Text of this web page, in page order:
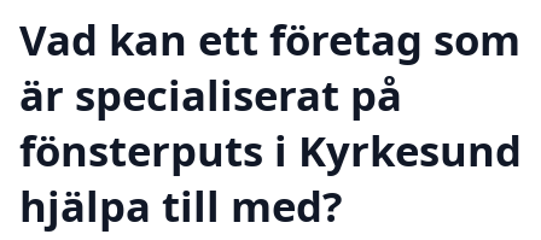
Vad kan ett företag som
är specialiserat på
fönsterputs i Kyrkesund
hjälpa till med?